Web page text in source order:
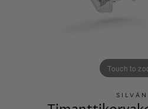
Touch to
SILVÁN